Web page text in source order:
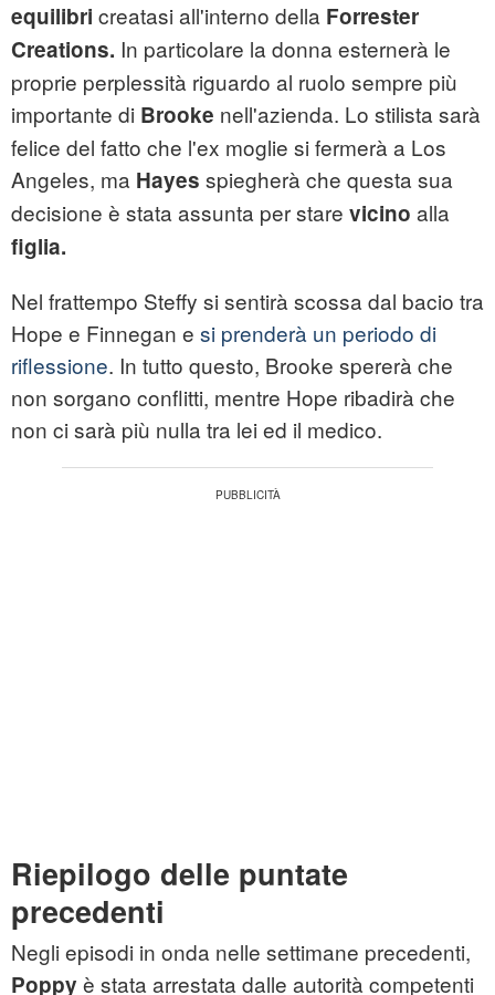
equilibri creatasi all'interno della Forrester
Creations. In particolare la donna esternerà le
proprie perplessità riguardo al ruolo sempre più
importante di Brooke nell'azienda. Lo stilista sarà
felice del fatto che l'ex moglie si fermerà a Los
Angeles, ma Hayes spiegherà che questa sua
decisione è stata assunta per stare vicino alla
figlia.
Nel frattempo Steffy si sentirà scossa dal bacio tra
Hope e Finnegan e si prenderà un periodo di
riflessione. In tutto questo, Brooke spererà che
non sorgano conflitti, mentre Hope ribadirà che
non ci sarà più nulla tra lei ed il medico.
Riepilogo delle puntate
precedenti
Negli episodi in onda nelle settimane precedenti,
Poppy è stata arrestata dalle autorità competenti